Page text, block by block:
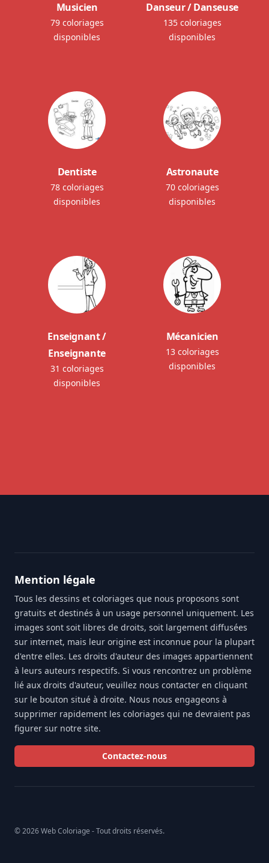
Musicien
79 coloriages
disponibles
Danseur / Danseuse
135 coloriages
disponibles
Dentiste
78 coloriages
disponibles
Astronaute
70 coloriages
disponibles
Enseignant /
Enseignante
31 coloriages
disponibles
Mécanicien
13 coloriages
disponibles
Mention légale
Tous les dessins et coloriages que nous proposons sont
gratuits et destinés à un usage personnel uniquement. Les
images sont soit libres de droits, soit largement diffusées
sur internet, mais leur origine est inconnue pour la plupart
d'entre elles. Les droits d'auteur des images appartiennent
à leurs auteurs respectifs. Si vous rencontrez un problème
lié aux droits d'auteur, veuillez nous contacter en cliquant
sur le bouton situé à droite. Nous nous engageons à
supprimer rapidement les coloriages qui ne devraient pas
figurer sur notre site.
Contactez-nous
© 2026 Web Coloriage - Tout droits réservés.